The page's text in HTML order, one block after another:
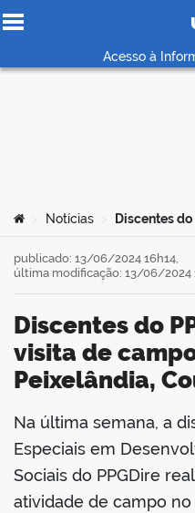
Ir para o conteúdoAcesso à
Você está aqui:
Notícias
Discentes do PPGDire realizam
visita de
Peixelândia,
publicado: 13/06/2024 16h14,
última modificação: 13/06/2024
Na última semana, a
Especiais em
Sociais do PPGDire
atividade de campo